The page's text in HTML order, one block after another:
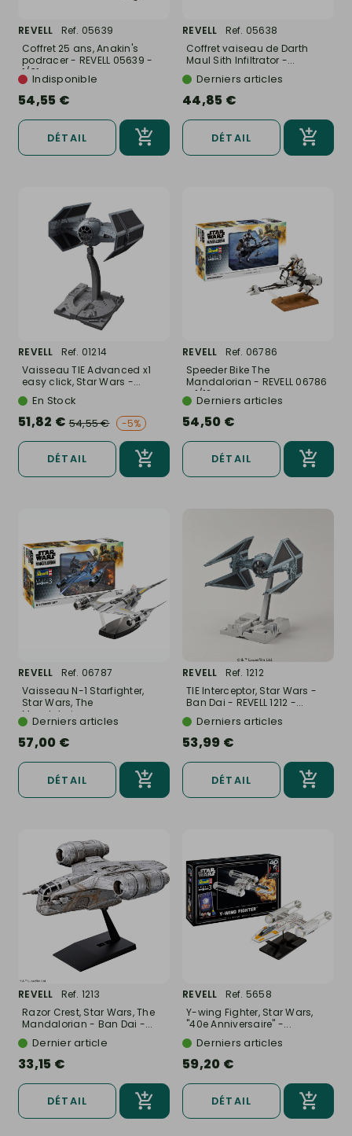
REVELL
Ref. 05639
Coffret 25 ans, Anakin's
podracer - REVELL 05639 -
1/31Indisponible
54,55 €
DÉTAIL
REVELL
Ref. 05638
Coffret vaiseau de Darth
Maul Sith Infiltrator -...
Derniers articles
44,85 €
DÉTAIL
REVELL
Ref. 01214
Vaisseau TIE Advanced x1
easy click, Star Wars -...
En Stock
51,82 € 54,55 € -5%
DÉTAIL
REVELL
Ref. 06786
Speeder Bike The
Mandalorian - REVELL 06786
- 1/12Derniers articles
54,50 €
DÉTAIL
REVELL
Ref. 06787
Vaisseau N-1 Starfighter,
Star Wars, The
Mandalorian...
Derniers articles
57,00 €
DÉTAIL
REVELL
Ref. 1212
TIE Interceptor, Star Wars -
Ban Dai - REVELL 1212 -...
Derniers articles
53,99 €
DÉTAIL
REVELL
Ref. 1213
Razor Crest, Star Wars, The
Mandalorian - Ban Dai -...
Dernier article
33,15 €
DÉTAIL
REVELL
Ref. 5658
Y-wing Fighter, Star Wars,
"40e Anniversaire" -...
Derniers articles
59,20 €
DÉTAIL